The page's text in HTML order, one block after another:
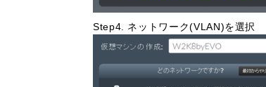
Step4. ネットワーク(VLAN)を選択